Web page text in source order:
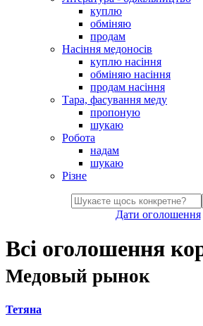
куплю
обміняю
продам
Насіння медоносів
куплю насіння
обміняю насіння
продам насіння
Тара, фасування меду
пропоную
шукаю
Робота
надам
шукаю
Різне
Дати оголошення
Всі оголошення
Медовый рынок
Тетяна